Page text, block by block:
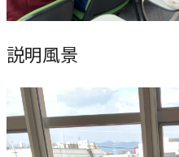
大学院
法学研究科
海外協定校
説明風景